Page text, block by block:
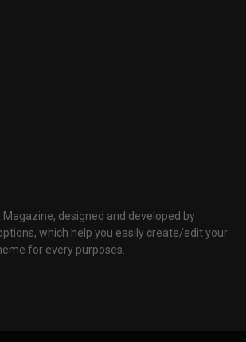
designed and developed by
which help you easily create/edit your
for every purposes.